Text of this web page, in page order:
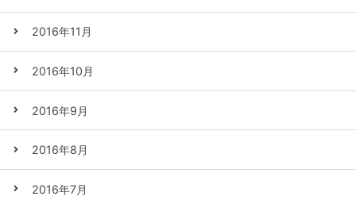
2016年11月
2016年10月
2016年9月
2016年8月
2016年7月